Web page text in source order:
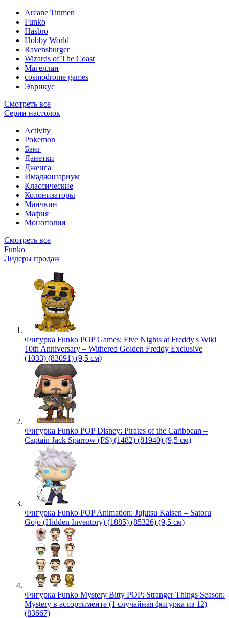
Arcane Tinmen
Funko
Hasbro
Hobby World
Ravensburger
Wizards of The Coast
Магеллан
сosmodrome games
Эврикус
Смотреть все
Серии настолок
Activity
Pokemon
Бэнг
Данетки
Дженга
Имаджинариум
Классические
Колонизаторы
Манчкин
Мафия
Монополия
Смотреть все
Funko
Лидеры продаж
Фигурка Funko POP Games: Five Nights at Freddy's Wiki
10th Anniversary – Withered Golden Freddy Exclusive
(1033) (83091) (9,5 см)
Фигурка Funko POP Disney: Pirates of the Caribbean –
Captain Jack Sparrow (FS) (1482) (81940) (9,5 см)
Фигурка Funko POP Animation: Jujutsu Kaisen – Satoru
Gojo (Hidden Inventory) (1885) (85326) (9,5 см)
Фигурка Funko Mystery Bitty POP: Stranger Things Season:
Mystery в ассортименте (1 случайная фигурка из 12)
(83667)